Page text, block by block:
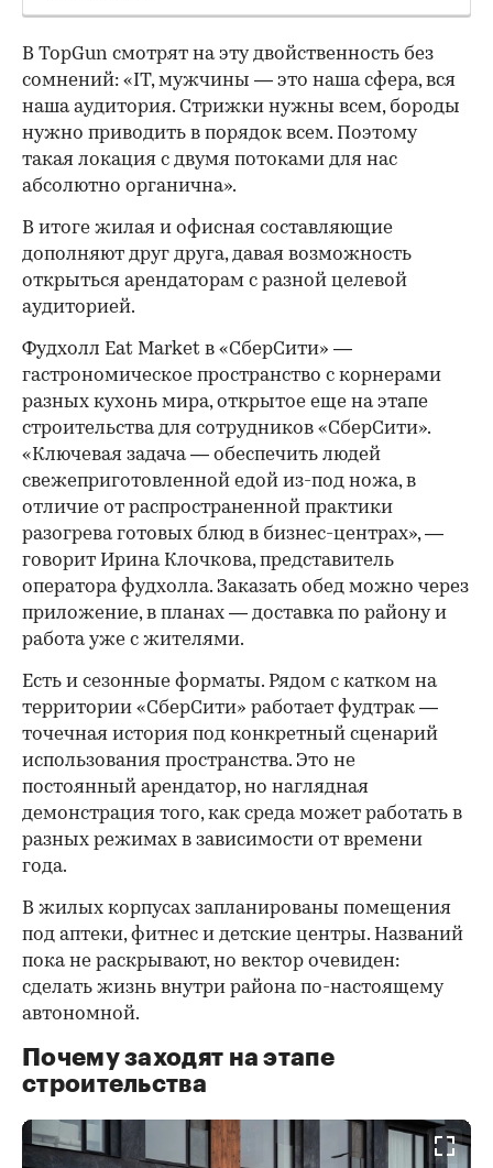
В TopGun смотрят на эту двойственность без
сомнений: «IT, мужчины — это наша сфера, вся
наша аудитория. Стрижки нужны всем, бороды
нужно приводить в порядок всем. Поэтому
такая локация с двумя потоками для нас
абсолютно органична».
В итоге жилая и офисная составляющие
дополняют друг друга, давая возможность
открыться арендаторам с разной целевой
аудиторией.
Фудхолл Eat Market в «СберСити» —
гастрономическое пространство с корнерами
разных кухонь мира, открытое еще на этапе
строительства для сотрудников «СберСити».
«Ключевая задача — обеспечить людей
свежеприготовленной едой из-под ножа, в
отличие от распространенной практики
разогрева готовых блюд в бизнес-центрах», —
говорит Ирина Клочкова, представитель
оператора фудхолла. Заказать обед можно через
приложение, в планах — доставка по району и
работа уже с жителями.
Есть и сезонные форматы. Рядом с катком на
территории «СберСити» работает фудтрак —
точечная история под конкретный сценарий
использования пространства. Это не
постоянный арендатор, но наглядная
демонстрация того, как среда может работать в
разных режимах в зависимости от времени
года.
В жилых корпусах запланированы помещения
под аптеки, фитнес и детские центры. Названий
пока не раскрывают, но вектор очевиден:
сделать жизнь внутри района по-настоящему
автономной.
Почему заходят на этапе
строительства